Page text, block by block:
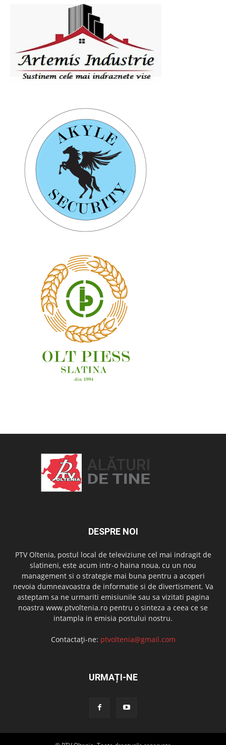
DESPRE NOI
PTV Oltenia, postul local de televiziune cel mai indragit de
slatineni, este acum intr-o haina noua, cu un nou
management si o strategie mai buna pentru a acoperi
nevoia dumneavoastra de informatie si de divertisment. Va
asteptam sa ne urmariti emisiunile sau sa vizitati pagina
noastra www.ptvoltenia.ro pentru o sinteza a ceea ce se
intampla in emisia postului nostru.
Contactați-ne: ptvoltenia@gmail.com
URMAȚI-NE